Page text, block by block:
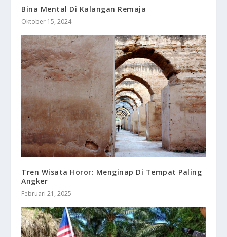
Bina Mental Di Kalangan Remaja
Oktober 15, 2024
Tren Wisata Horor: Menginap Di Tempat Paling
Angker
Februari 21, 2025